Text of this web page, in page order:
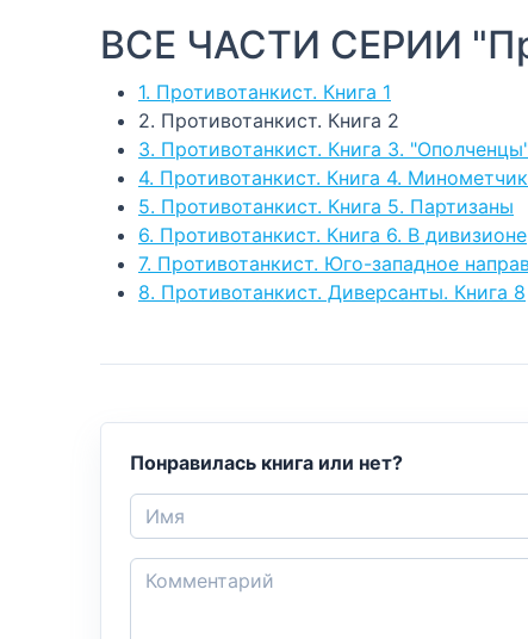
ВСЕ ЧАСТИ СЕРИИ
1. Противотанкист. Книга 1
2. Противотанкист. Книга 2
3. Противотанкист. Книга 3.
4. Противотанкист. Книга 4.
5. Противотанкист. Книга 5. Партизаны
6. Противотанкист. Книга 6. В дивизионе
7. Противотанкист. Юго-западное
8. Противотанкист. Диверсанты. Книга 8
Понравилась книга или нет?